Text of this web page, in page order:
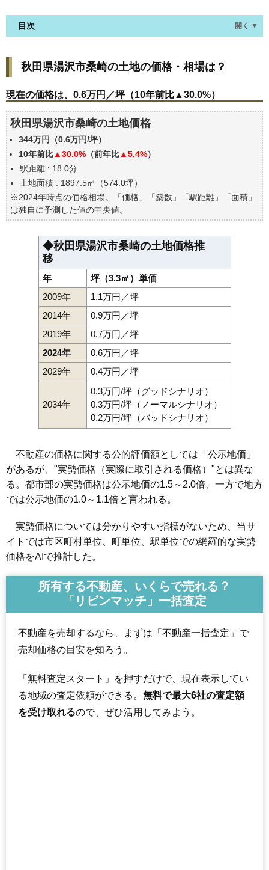
目次 開く ▼
現在の価格は、0.6万円／坪（10年前比▲30.0%）
価格を詳細に分析しよう
秋田県湯沢市桑崎の土地の過去の売買事例
公示地価はいくら
エリアの将来性を人口予想から検討しよう
自分の年収でいくらの不動産が買える？
秋田県湯沢市桑崎の土地の価格・相場は？
現在の価格は、0.6万円／坪（10年前比▲30.0%）
秋田県湯沢市桑崎の土地価格
344万円（0.6万円/坪）
10年前比▲30.0% （前年比▲5.4%）
駅距離 : 18.0分
土地面積 : 1897.5㎡（574.0坪）
※2024年時点の価格相場。「価格」「築数」「駅距離」「面積」
は独自に予測した値の中央値。
◆秋田県湯沢市桑崎の土地価格推
移
年
坪（3.3㎡）単価
2009年
1.1万円／坪
2014年
0.9万円／坪
2019年
0.7万円／坪
2024年
0.6万円／坪
2029年
0.4万円／坪
2034年
0.3万円/坪（グッドシナリオ）
0.3万円/坪（ノーマルシナリオ）
0.2万円/坪（バッドシナリオ）
不動産の価格に関する公的評価額としては「公示地価」
があるが、"実勢価格（実際に取引される価格）"とは異な
る。都市部の実勢価格は公示地価の1.5～2.0倍、一方で地方
では公示地価の1.0～1.1倍と言われる。
実勢価格については分かりやすい指標がないため、当サ
イトでは市区町村単位、町単位、駅単位での網羅的な実勢
価格をAIで推計した。
所有する不動産、いくらで売れる？
「リビンマッチ」一括査定
不動産を売却するなら、まずは「不動産一括査定」で
売却価格の目安を知ろう。
「無料査定スタート」を押すだけで、現在表示してい
る地域の査定依頼ができる。 無料で最大6社の査定額
を受け取れるので、ぜひ活用してみよう。